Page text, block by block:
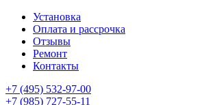
Установка
Оплата и рассрочка
Отзывы
Ремонт
Контакты
+7 (495) 532-97-00
+7 (985) 727-55-11